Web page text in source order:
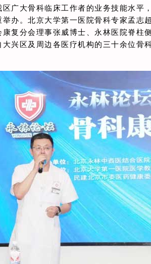
广大骨科临床工作者的业务技能水平
办。北京大学第一医院骨科专家孟志
复分会理事张威博士、永林医院脊柱
兴区及周边各医疗机构的三十余位骨